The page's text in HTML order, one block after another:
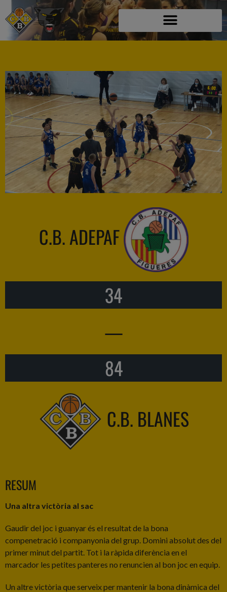
C.B. ADEPAF
34
—
84
C.B. BLANES
RESUM
Una altra victòria al sac
Gaudir del joc i guanyar és el resultat de la bona
compenetració i companyonia del grup. Domini absolut des del
primer minut del partit. Tot i la ràpida diferència en el
marcador les petites panteres no renuncien al bon joc en equip.
Un altre victòria que serveix per mantenir la bona dinàmica del